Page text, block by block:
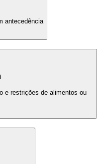
antecedência
e restrições de alimentos ou